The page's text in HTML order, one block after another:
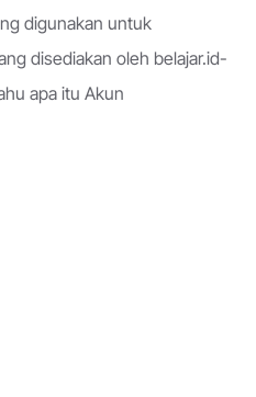
digunakan untuk
disediakan oleh belajar.id-
apa itu Akun